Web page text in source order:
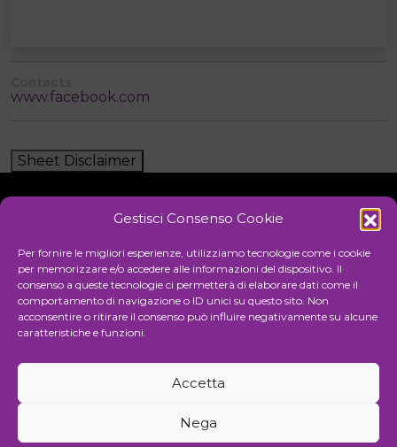
Gestisci Consenso Cookie
Per fornire le migliori esperienze, utilizziamo tecnologie come i cookie
per memorizzare e/o accedere alle informazioni del dispositivo. Il
consenso a queste tecnologie ci permetterà di elaborare dati come il
comportamento di navigazione o ID unici su questo sito. Non
acconsentire o ritirare il consenso può influire negativamente su alcune
caratteristiche e funzioni.
Accetta
Nega
www.facebook.com
Sheet Disclaimer
Cultural association for the promotion of visual arts